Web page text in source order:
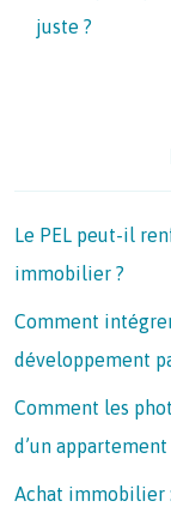
juste ?
Le PEL peut-il
immobilier ?
Comment
développement
Comment les
d’un appartement
Achat immobilier